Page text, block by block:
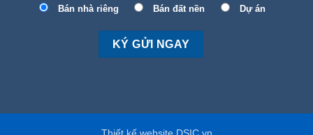
Bán nhà riêng Bán đất nền Dự án